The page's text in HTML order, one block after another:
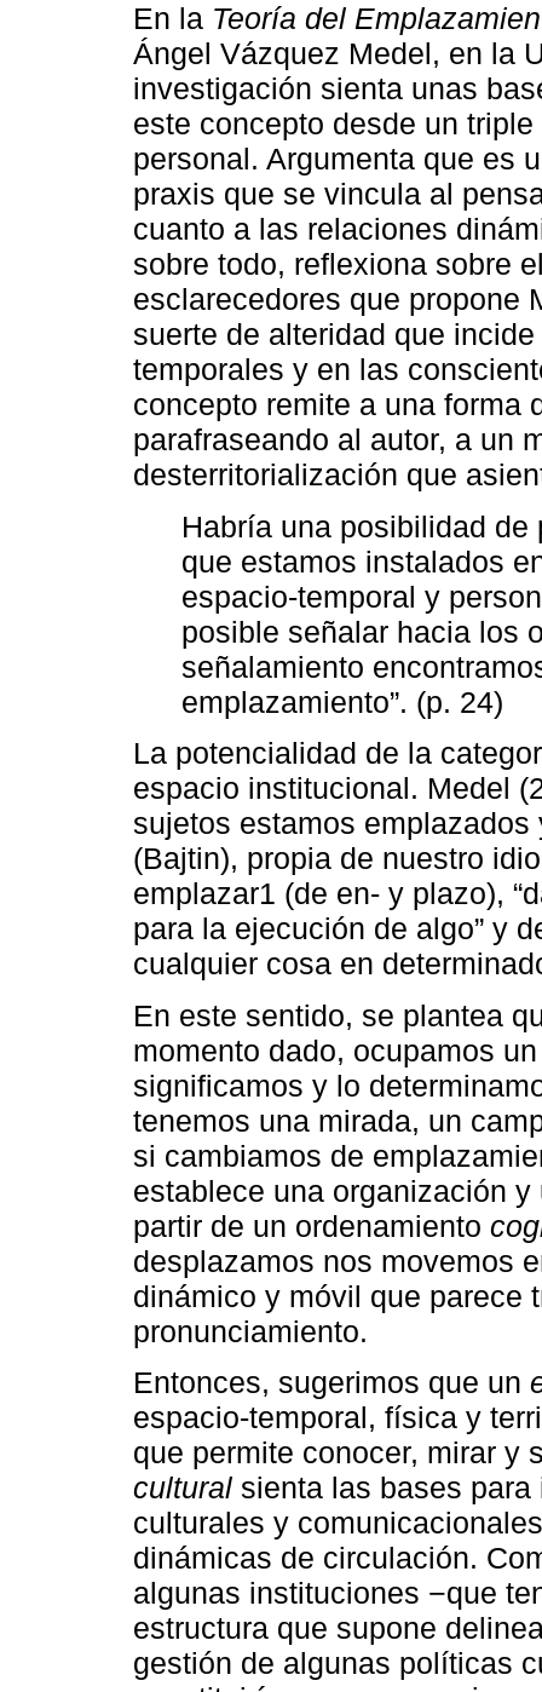
En la Teoría del
Ángel Vázquez Medel, en la
investigación sienta unas
este concepto desde un
personal. Argumenta que es
praxis que se vincula al
cuanto a las relaciones
sobre todo, reflexiona sobre
esclarecedores que propone
suerte de alteridad que
temporales y en las
concepto remite a una forma
parafraseando al autor, a un
desterritorialización que
Habría una posibilidad
que estamos instalados
espacio-temporal y
posible señalar hacia los
señalamiento
emplazamiento”. (p. 24)
La potencialidad de la
espacio institucional. Medel
sujetos estamos
(Bajtin), propia de nuestro
emplazar1 (de en- y plazo),
para la ejecución de algo” y
cualquier cosa en
En este sentido, se plantea
momento dado, ocupamos
significamos y lo
tenemos una mirada, un
si cambiamos de
establece una organización
partir de un ordenamiento
desplazamos nos movemos
dinámico y móvil que parece
pronunciamiento.
Entonces, sugerimos que un
espacio-temporal, física y
que permite conocer, mirar y
cultural sienta las bases
culturales y
dinámicas de circulación.
algunas instituciones −que
estructura que supone
gestión de algunas políticas